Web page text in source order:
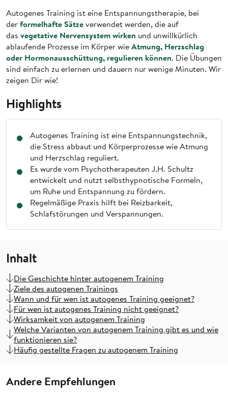
Autogenes Training ist eine Entspannungstherapie, bei
derformelhafte Sätzeverwendet werden, die auf
das vegetative Nervensystem wirken und unwillkürlich
ablaufende Prozesse im Körper wieAtmung, Herzschlag
oder Hormonausschüttung, regulieren können. Die Übungen
sind einfach zu erlernen und dauern nur wenige Minuten. Wir
zeigen Dir wie!
Highlights
Autogenes Training ist eine Entspannungstechnik,
die Stress abbaut und Körperprozesse wie Atmung
und Herzschlag reguliert.
Es wurde vom Psychotherapeuten J.H. Schultz
entwickelt und nutzt selbsthypnotische Formeln,
um Ruhe und Entspannung zu fördern.
Regelmäßige Praxis hilft bei Reizbarkeit,
Schlafstörungen und Verspannungen.
Inhalt
Die Geschichte hinter autogenem Training
Ziele des autogenen Trainings
Wann und für wen ist autogenes Training geeignet?
Für wen ist autogenes Training nicht geeignet?
Wirksamkeit von autogenem Training
Welche Varianten von autogenem Training gibt es und wie
funktionieren sie?
Häufig gestellte Fragen zu autogenem Training
Andere Empfehlungen